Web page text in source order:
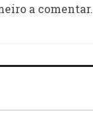
a comentar.